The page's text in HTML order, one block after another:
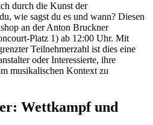
durch die Kunst der
wie sagst du es und wann? Diesen
an der Anton Bruckner
Platz 1) ab 12:00 Uhr. Mit
Teilnehmerzahl ist dies eine
oder Interessierte, ihre
musikalischen Kontext zu
Wettkampf und